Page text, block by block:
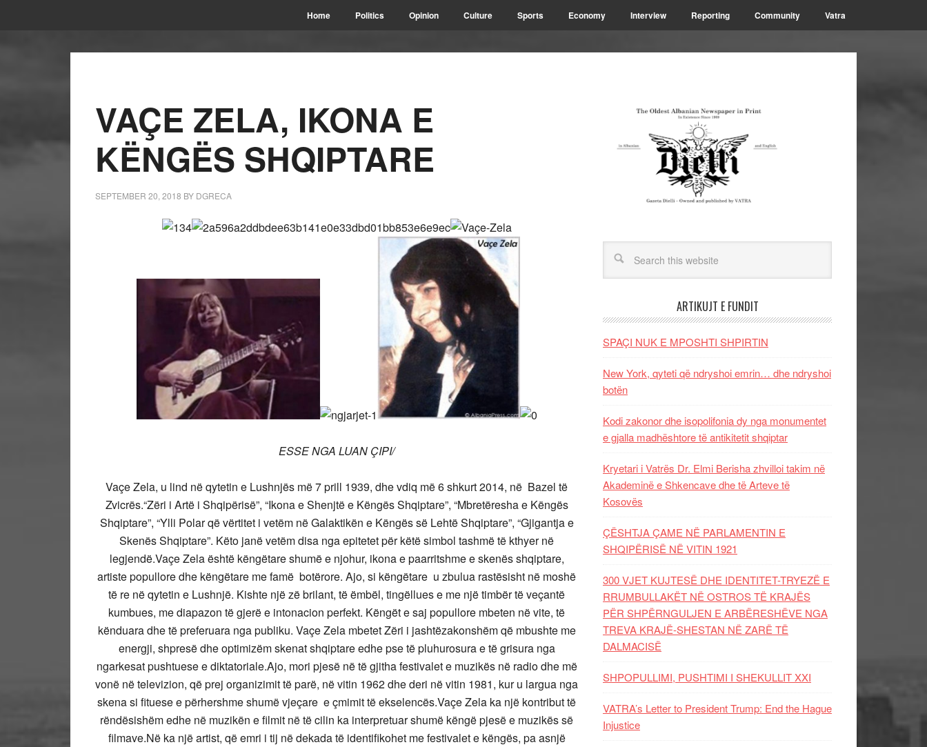
Home Politics Opinion Culture Sports Economy Interview Reporting Community Vatra
VAÇE ZELA, IKONA E
KËNGËS SHQIPTARE
SEPTEMBER 20, 2018 BY DGRECA
ESSE NGA LUAN ÇIPI/
Vaçe Zela, u lind në qytetin e Lushnjës më7 prill 1939, dhe vdiq më 6 shkurt 2014, në Bazel të
Zvicrës.“Zëri i Artë i Shqipërisë”, “Ikona e Shenjtë e Këngës Shqiptare”, “Mbretëresha e Këngës
Shqiptare”, “Ylli Polar që vërtitet i vetëm në Galaktikën e Këngës së Lehtë Shqiptare”, “Gjigantja e
Skenës Shqiptare”. Këto janë vetëm disa nga epitetet për këtë simbol tashmë të kthyer në
legjendë.Vaçe Zela është këngëtare shumë e njohur, ikona e paarritshme e skenës shqiptare,
artiste popullore dhe këngëtare me famë botërore. Ajo, si këngëtare u zbulua rastësisht në moshë
të re në qytetin e Lushnjë. Kishte një zë brilant, të ëmbël, tingëllues e me një timbër të veçantë
kumbues, me diapazon të gjerë e intonacion perfekt. Këngët e saj popullore mbeten në vite, të
kënduara dhe të preferuara nga publiku. Vaçe Zela mbetet Zëri i jashtëzakonshëm që mbushte me
energji, shpresë dhe optimizëm skenat shqiptare edhe pse të pluhurosura e të grisura nga
ngarkesat pushtuese e diktatoriale.Ajo, mori pjesë në të gjitha festivalet e muzikës në radio dhe më
vonë në televizion, që prej organizimit të parë, në vitin 1962 dhe deri në vitin 1981, kur u largua nga
skena si fituese e përhershme shumë vjeçare e çmimit të ekselencës.Vaçe Zela ka një kontribut të
rëndësishëm edhe në muzikën e filmit në të cilin ka interpretuar shumë këngë pjesë e muzikës së
filmave.Në ka një artist, që emri i tij në dekada të identifikohet me festivalet e këngës, pa asnjë
ARTIKUJT E FUNDIT
SPAÇI NUK E MPOSHTI SHPIRTIN
New York, qyteti që ndryshoi emrin… dhe ndryshoi
botën
Kodi zakonor dhe isopolifonia dy nga monumentet
e gjalla madhështore të antikitetit shqiptar
Kryetari i Vatrës Dr. Elmi Berisha zhvilloi takim në
Akademinë e Shkencave dhe të Arteve të
Kosovës
ÇËSHTJA ÇAME NË PARLAMENTIN E
SHQIPËRISË NË VITIN 1921
300 VJET KUJTESË DHE IDENTITET-TRYEZË E
RRUMBULLAKËT NË OSTROS TË KRAJËS
PËR SHPËRNGULJEN E ARBËRESHËVE NGA
TREVA KRAJË-SHESTAN NË ZARË TË
DALMACISË
SHPOPULLIMI, PUSHTIMI I SHEKULLIT XXI
VATRA’s Letter to President Trump: End the Hague
Injustice